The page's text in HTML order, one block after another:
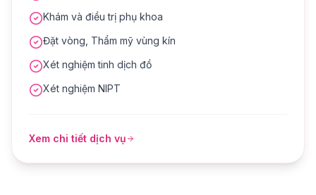
Khám và điều trị phụ khoa
Đặt vòng, Thẩm mỹ vùng kín
Xét nghiệm tinh dịch đồ
Xét nghiệm NIPT
Xem chi tiết dịch vụ